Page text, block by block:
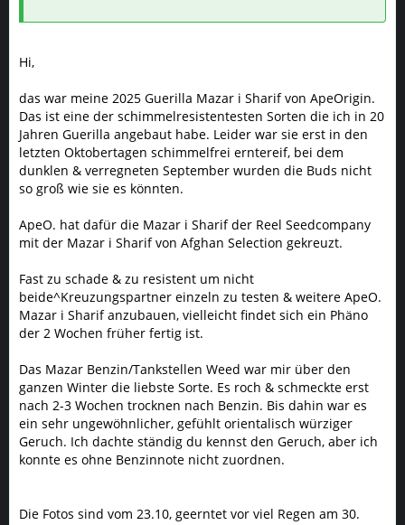
Hi,
das war meine 2025 Guerilla Mazar i Sharif von ApeOrigin.
Das ist eine der schimmelresistentesten Sorten die ich in 20
Jahren Guerilla angebaut habe. Leider war sie erst in den
letzten Oktobertagen schimmelfrei erntereif, bei dem
dunklen & verregneten September wurden die Buds nicht
so groß wie sie es könnten.
ApeO. hat dafür die Mazar i Sharif der Reel Seedcompany
mit der Mazar i Sharif von Afghan Selection gekreuzt.
Fast zu schade & zu resistent um nicht
beide^Kreuzungspartner einzeln zu testen & weitere ApeO.
Mazar i Sharif anzubauen, vielleicht findet sich ein Phäno
der 2 Wochen früher fertig ist.
Das Mazar Benzin/Tankstellen Weed war mir über den
ganzen Winter die liebste Sorte. Es roch & schmeckte erst
nach 2-3 Wochen trocknen nach Benzin. Bis dahin war es
ein sehr ungewöhnlicher, gefühlt orientalisch würziger
Geruch. Ich dachte ständig du kennst den Geruch, aber ich
konnte es ohne Benzinnote nicht zuordnen.
Die Fotos sind vom 23.10, geerntet vor viel Regen am 30.